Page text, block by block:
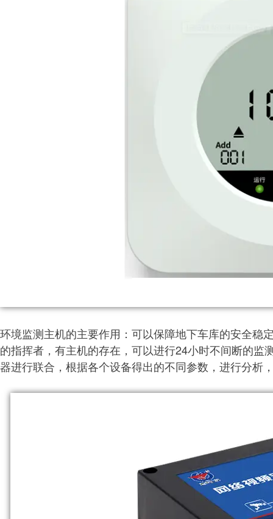
环境监测主机的主要作用：可以保障地下车库的安全稳
的指挥者，有主机的存在，可以进行24小时不间断的
器进行联合，根据各个设备得出的不同参数，进行分析